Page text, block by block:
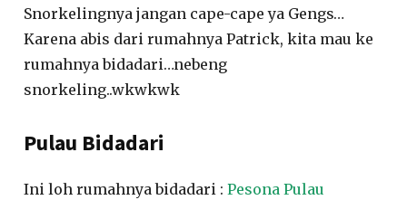
Snorkelingnya jangan cape-cape ya Gengs…
Karena abis dari rumahnya Patrick, kita mau ke
rumahnya bidadari…nebeng
snorkeling..wkwkwk
Pulau Bidadari
Ini loh rumahnya bidadari :Pesona Pulau